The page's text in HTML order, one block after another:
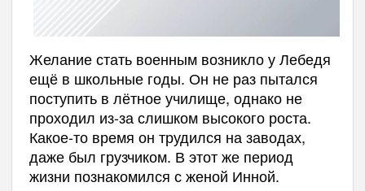
Желание стать военным возникло у Лебедя
ещё в школьные годы. Он не раз пытался
поступить в лётное училище, однако не
проходил из-за слишком высокого роста.
Какое-то время он трудился на заводах,
даже был грузчиком. В этот же период
жизни познакомился с женой Инной.